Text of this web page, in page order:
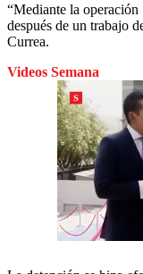
“Mediante la
después de un trabajo
Currea.
Videos Semana